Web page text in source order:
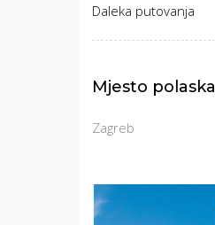
Daleka putovanja
Mjesto polaska
Zagreb